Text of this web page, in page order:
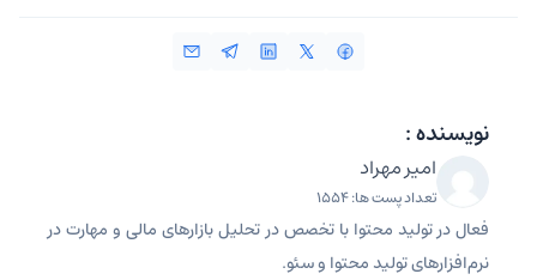
نویسنده :
امیر مهراد
تعداد پست ها: 1554
فعال در تولید محتوا با تخصص در تحلیل بازارهای مالی و مهارت در
نرم‌افزارهای تولید محتوا و سئو.